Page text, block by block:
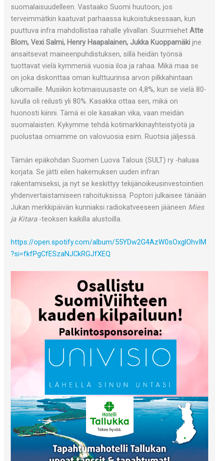
suomalaisuudelleen. Vastaako Suomi huutoon, jos
terveimmätkin kaatuvat parhaassa kukoistuksessaan, kun
puuttuva infra mahdollistaa rahalle ylivallan. SuurmiehetAtte
Blom, Vexi Salmi, Henry Haapalainen, Jukka Kuoppamäki jne.
ansaitsevat maineenpuhdistuksen, sillä heidän työnsä
tuottavat vielä kymmeniä vuosia iloa ja rahaa. Mikä maa se
on joka diskonttaa oman kulttuurinsa arvon pilkkahintaan
ulkomaille. Musiikin kotimaisuusaste on 4,8%, kun se vielä 80-
luvulla oli reilusti yli 80%. Kasakka ottaa sen, mikä on
huonosti kiinni. Tämä ei ole kasakan vika, vaan meidän
suomalaisten. Kykymme tehdä kotimarkkinayhteistyötä ja
puolustaa omiamme on valovuosia esim. Ruotsia jäljessä.
Tämän epäkohdan Suomen Luova Talous (SULT) ry -haluaa
korjata. Se jätti eilen hakemuksen uuden infran
rakentamiseksi, ja nyt se keskittyy tekijänoikeusinvestointien
yhdenvertaistamiseen rahoituksissa. Poptori julkaisee tänään
Jukan merkkipäivän kunniaksi radiokatveeseen jääneen Mies
ja Kitara -teoksen kaikilla alustoilla.
https://open.spotify.com/album/55YDw2G4AzW0sOxglOhvIM
?si=fkfPgCfESzaNJCkRGJfXEQ